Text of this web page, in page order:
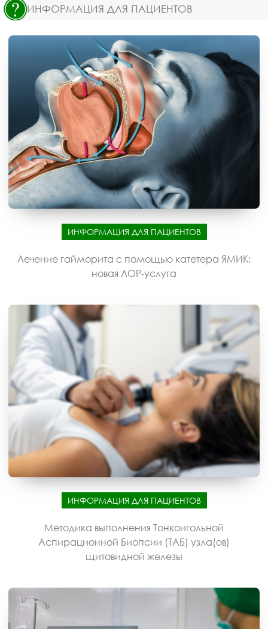
ИНФОРМАЦИЯ ДЛЯ ПАЦИЕНТОВ
ИНФОРМАЦИЯ ДЛЯ ПАЦИЕНТОВ
Лечение гайморита с помощью катетера ЯМИК:
новая ЛОР-услуга
ИНФОРМАЦИЯ ДЛЯ ПАЦИЕНТОВ
Методика выполнения Тонкоигольной
Аспирационной Биопсии (ТАБ) узла(ов)
щитовидной железы